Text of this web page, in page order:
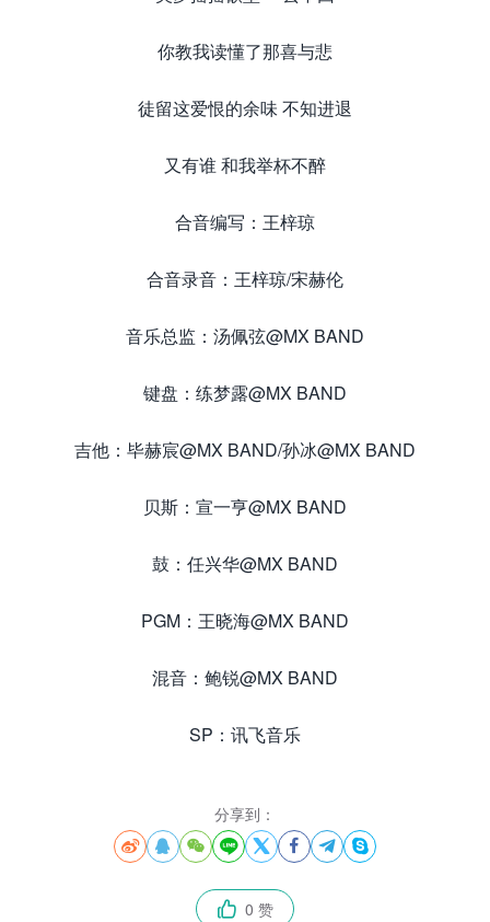
你教我读懂了那喜与悲
徒留这爱恨的余味 不知进退
又有谁 和我举杯不醉
合音编写：王梓琼
合音录音：王梓琼/宋赫伦
音乐总监：汤佩弦@MX BAND
键盘：练梦露@MX BAND
吉他：毕赫宸@MX BAND/孙冰@MX BAND
贝斯：宣一亨@MX BAND
鼓：任兴华@MX BAND
PGM：王晓海@MX BAND
混音：鲍锐@MX BAND
SP：讯飞音乐
分享到：
       
 0 赞